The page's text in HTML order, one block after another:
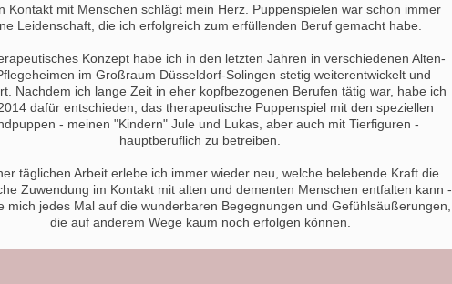
Kontakt mit Menschen schlägt mein Herz. Puppenspielen war schon immer
Leidenschaft, die ich erfolgreich zum erfüllenden Beruf gemacht habe.
Konzept habe ich in den letzten Jahren in verschiedenen Alten-
im Großraum Düsseldorf-Solingen stetig weiterentwickelt und
Nachdem ich lange Zeit in eher kopfbezogenen Berufen tätig war, habe ich
dafür entschieden, das therapeutische Puppenspiel mit den speziellen
- meinen "Kindern" Jule und Lukas, aber auch mit Tierfiguren -
hauptberuflich zu betreiben.
täglichen Arbeit erlebe ich immer wieder neu, welche belebende Kraft die
Zuwendung im Kontakt mit alten und dementen Menschen entfalten kann -
mich jedes Mal auf die wunderbaren Begegnungen und Gefühlsäußerungen,
die auf anderem Wege kaum noch erfolgen können.